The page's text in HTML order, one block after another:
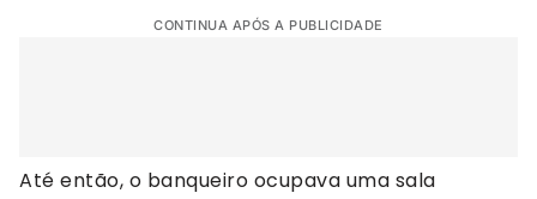
CONTINUA APÓS A PUBLICIDADE
Até então, o banqueiro ocupava uma sala